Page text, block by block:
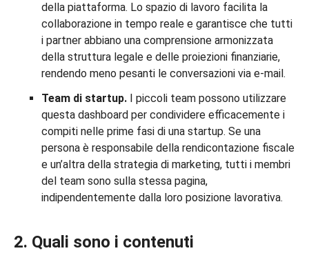
della piattaforma. Lo spazio di lavoro facilita la
collaborazione in tempo reale e garantisce che tutti
i partner abbiano una comprensione armonizzata
della struttura legale e delle proiezioni finanziarie,
rendendo meno pesanti le conversazioni via e-mail.
Team di startup. I piccoli team possono utilizzare
questa dashboard per condividere efficacemente i
compiti nelle prime fasi di una startup. Se una
persona è responsabile della rendicontazione fiscale
e un’altra della strategia di marketing, tutti i membri
del team sono sulla stessa pagina,
indipendentemente dalla loro posizione lavorativa.
2. Quali sono i contenuti